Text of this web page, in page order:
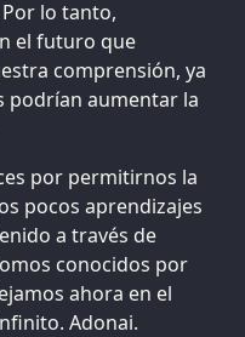
lo tanto,
el futuro que
comprensión, ya
podrían aumentar la
por permitirnos la
pocos aprendizajes
a través de
conocidos por
ahora en el
Adonai.